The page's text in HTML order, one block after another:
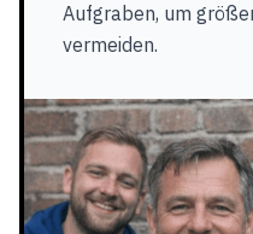
Aufgraben, um
vermeiden.